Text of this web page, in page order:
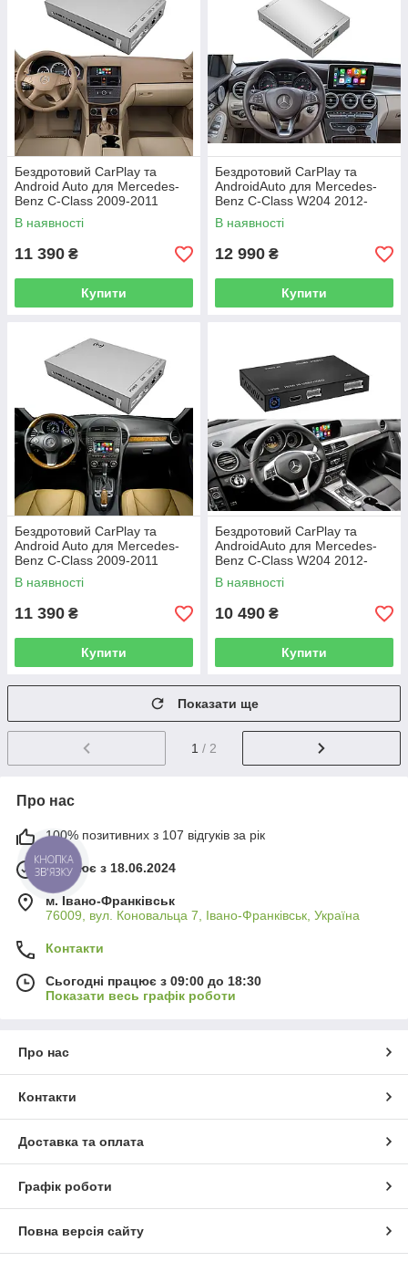
Бездротовий CarPlay та
Android Auto для Mercedes-
Benz C-Class 2009-2011
(система NTG 4.0)
В наявності
11 390 ₴
Купити
Бездротовий CarPlay та
AndroidAuto для Mercedes-
Benz C-Class W204 2012-
2014 (NTG 5.0 / 5.1 System)
В наявності
12 990 ₴
Купити
Бездротовий CarPlay та
Android Auto для Mercedes-
Benz C-Class 2009-2011
(система NTG 4.0)
В наявності
11 390 ₴
Купити
Бездротовий CarPlay та
AndroidAuto для Mercedes-
Benz C-Class W204 2012-
2014 (NTG 4.5 / 4.7 System)
В наявності
10 490 ₴
Купити
Показати ще
1 / 2
Про нас
100% позитивних з 107 відгуків за рік
Працює з 18.06.2024
м. Івано-Франківськ
76009, вул. Коновальца 7, Івано-Франківськ, Україна
Контакти
Сьогодні працює з 09:00 до 18:30
Показати весь графік роботи
Про нас
Контакти
Доставка та оплата
Графік роботи
Повна версія сайту
КНОПКА
ЗВ'ЯЗКУ